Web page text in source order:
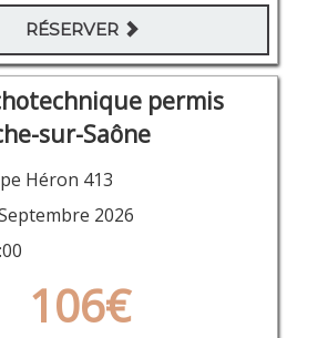
RÉSERVER
permis
sur-Saône
Héron 413
2026
106€